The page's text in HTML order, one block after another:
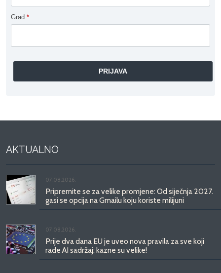
Grad *
AKTUALNO
07.08.2026.
Pripremite se za velike promjene: Od siječnja 2027.
gasi se opcija na Gmailu koju koriste milijuni
07.08.2026.
Prije dva dana EU je uveo nova pravila za sve koji
rade AI sadržaj: kazne su velike!